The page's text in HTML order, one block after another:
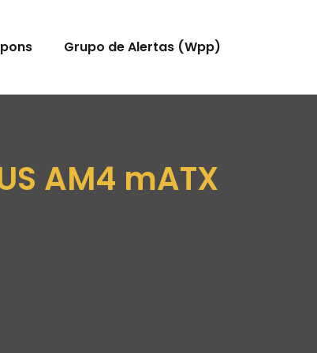
Grupo de Alertas (Wpp)
AM4 mATX